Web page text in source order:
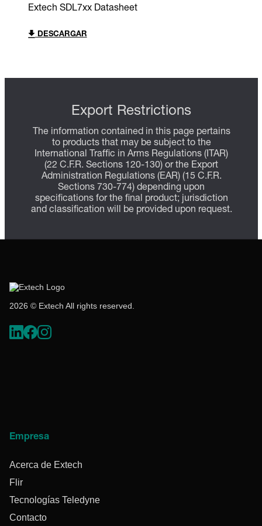
Extech SDL7xx Datasheet
DESCARGAR
Export Restrictions
The information contained in this page pertains
to products that may be subject to the
International Traffic in Arms Regulations (ITAR)
(22 C.F.R. Sections 120-130) or the Export
Administration Regulations (EAR) (15 C.F.R.
Sections 730-774) depending upon
specifications for the final product; jurisdiction
and classification will be provided upon request.
2026 © Extech All rights reserved.
Empresa
Acerca de Extech
Flir
Tecnologías Teledyne
Contacto